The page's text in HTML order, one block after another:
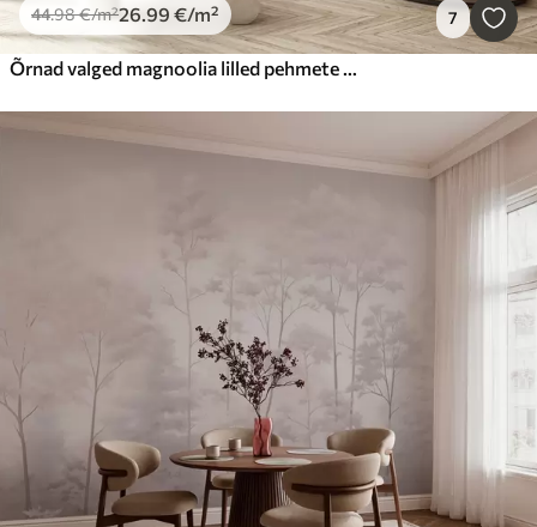
44.98€/m²26.99 €/m² 7
Õrnad valged magnoolia lilled pehmete siniste kroonlehtedega heledal taustal akvarelli imitatsiooni minimalismiga